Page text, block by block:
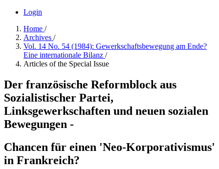
Login
Home /
Archives /
Vol. 14 No. 54 (1984): Gewerkschaftsbewegung am Ende?
Eine internationale Bilanz /
Articles of the Special Issue
Der französische Reformblock aus
Sozialistischer Partei,
Linksgewerkschaften und neuen sozialen
Bewegungen -
Chancen für einen 'Neo-Korporativismus'
in Frankreich?